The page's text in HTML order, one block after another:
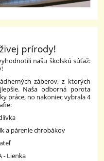
prírody!
našu školskú súťaž:
záberov, z ktorých
Naša odborná porota
práce, no nakoniec vybrala 4
a párenie chrobákov
- Lienka